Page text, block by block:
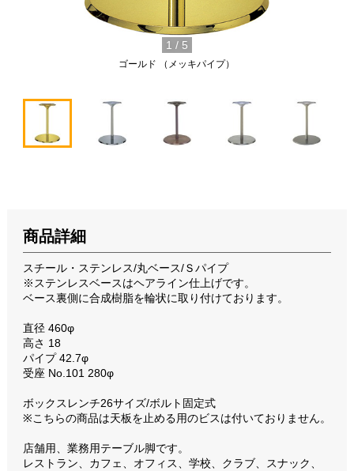
ゴールド （メッキパイプ）
1 / 5
商品詳細
スチール・ステンレス/丸ベース/Ｓパイプ
※ステンレスベースはヘアライン仕上げです。
ベース裏側に合成樹脂を輪状に取り付けております。
直径 460φ
高さ 18
パイプ 42.7φ
受座 No.101 280φ
ボックスレンチ26サイズ/ボルト固定式
※こちらの商品は天板を止める用のビスは付いておりません。
店舗用、業務用テーブル脚です。
レストラン、カフェ、オフィス、学校、クラブ、スナック、